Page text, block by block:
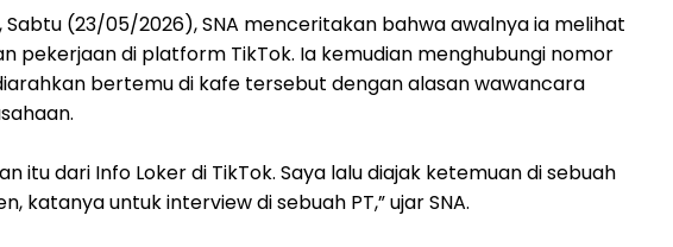
(23/05/2026), SNA menceritakan bahwa awalnya ia melihat
pekerjaan di platform TikTok. Ia kemudian menghubungi nomor
bertemu di kafe tersebut dengan alasan wawancara
itu dari Info Loker di TikTok. Saya lalu diajak ketemuan di sebuah
katanya untuk interview di sebuah PT,” ujar SNA.